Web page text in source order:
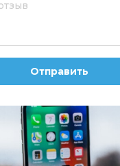
Отправить